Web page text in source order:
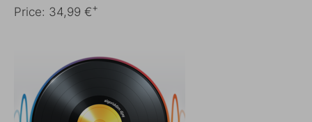
Price: 34,99 €+